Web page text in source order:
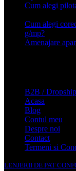
Cum alegi
Cum alegi
g/mp?
Amenajare
B2B /
Acasa
Blog
Contul meu
Despre noi
Contact
Termeni si
LENJERII DE PAT